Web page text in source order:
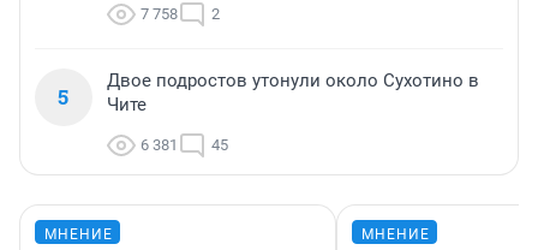
7 758 2
5
Двое подростов утонули около Сухотино в
Чите
6 381 45
МНЕНИЕ МНЕНИЕ